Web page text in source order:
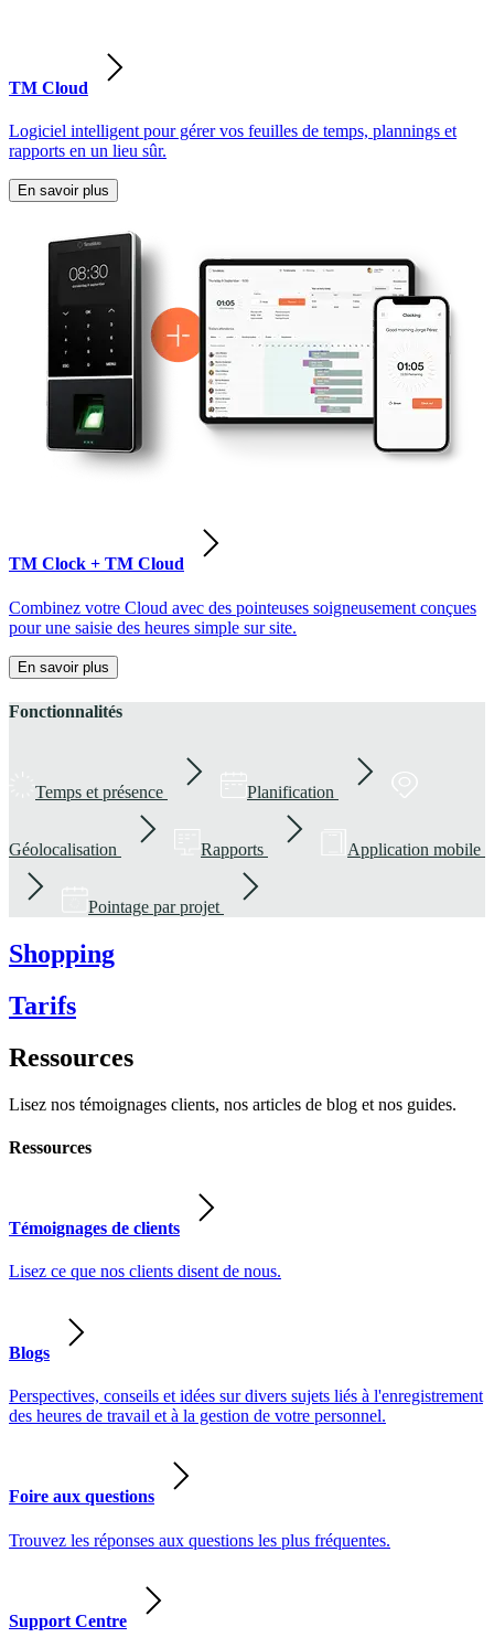
TM Cloud
Logiciel intelligent pour gérer vos feuilles de temps, plannings et
rapports en un lieu sûr.
En savoir plus
TM Clock + TM Cloud
Combinez votre Cloud avec des pointeuses soigneusement conçues
pour une saisie des heures simple sur site.
En savoir plus
Fonctionnalités
Temps et présence Planification
Géolocalisation Rapports Application mobile
Pointage par projet
Shopping
Tarifs
Ressources
Lisez nos témoignages clients, nos articles de blog et nos guides.
Ressources
Témoignages de clients
Lisez ce que nos clients disent de nous.
Blogs
Perspectives, conseils et idées sur divers sujets liés à l'enregistrement
des heures de travail et à la gestion de votre personnel.
Foire aux questions
Trouvez les réponses aux questions les plus fréquentes.
Support Centre